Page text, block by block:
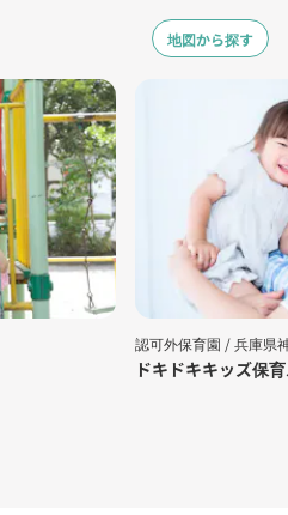
地図から探す
認可外保育園 /兵庫県
ドキドキキッズ保